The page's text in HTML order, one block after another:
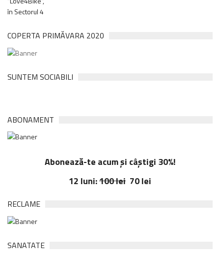
COPERTA PRIMĂVARA 2020
SUNTEM SOCIABILI
ABONAMENT
Abonează-te acum și câștigi 30%!
12 luni:100 lei 70 lei
RECLAME
SANATATE